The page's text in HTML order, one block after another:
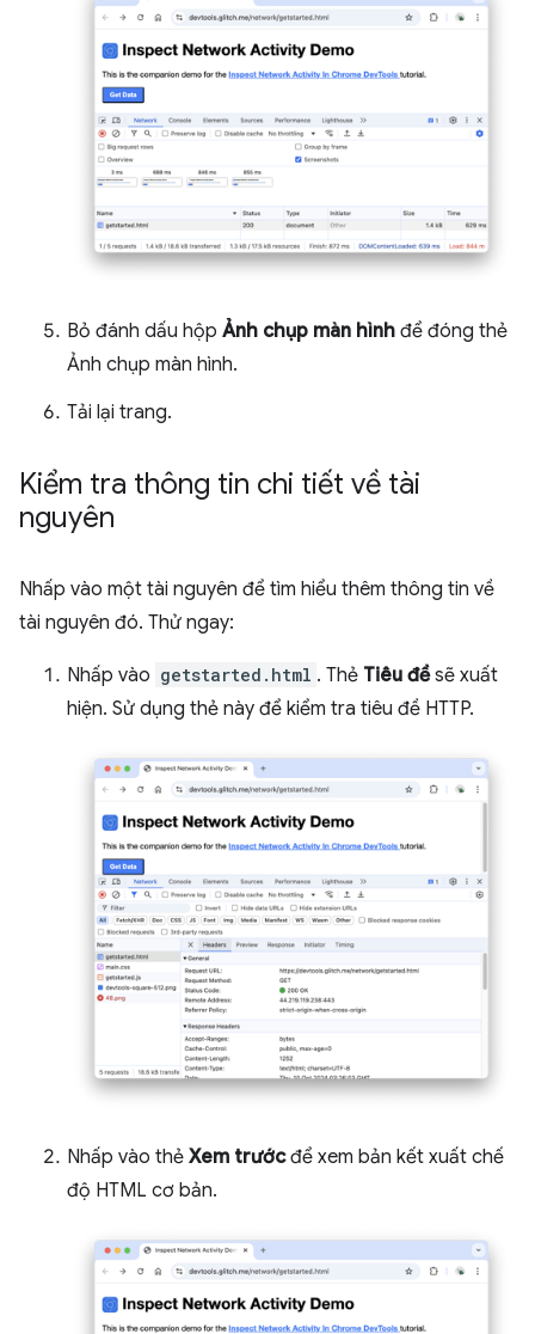
Bỏ đánh dấu hộp Ảnh chụp màn hình để đóng thẻ
Ảnh chụp màn hình.
Tải lại trang.
Kiểm tra thông tin chi tiết về tài
nguyên
Nhấp vào một tài nguyên để tìm hiểu thêm thông tin về
tài nguyên đó. Thử ngay:
Nhấp vào getstarted.html . Thẻ Tiêu đềsẽ xuất
hiện. Sử dụng thẻ này để kiểm tra tiêu đề HTTP.
Nhấp vào thẻ Xem trướcđể xem bản kết xuất chế
độ HTML cơ bản.